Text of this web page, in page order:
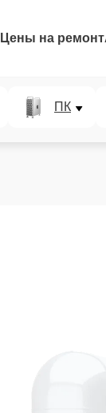
Цены на ремонт
ПК